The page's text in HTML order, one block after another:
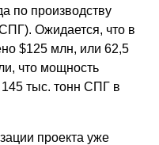
по производству
Ожидается, что в
$125 млн, или 62,5
что мощность
145 тыс. тонн СПГ в
проекта уже